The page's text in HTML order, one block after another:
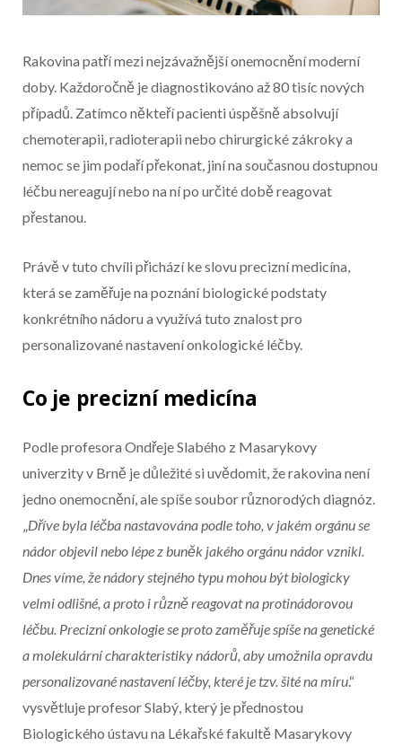
Rakovina patří mezi nejzávažnější onemocnění moderní
doby. Každoročně je diagnostikováno až 80 tisíc nových
případů. Zatímco někteří pacienti úspěšně absolvují
chemoterapii, radioterapii nebo chirurgické zákroky a
nemoc se jim podaří překonat, jiní na současnou dostupnou
léčbu nereagují nebo na ní po určité době reagovat
přestanou.
Začátek reklamy
Konec reklamy
Právě v tuto chvíli přichází ke slovu precizní medicína,
která se zaměřuje na poznání biologické podstaty
konkrétního nádoru a využívá tuto znalost pro
personalizované nastavení onkologické léčby.
Co je precizní medicína
Podle profesora Ondřeje Slabého z Masarykovy
univerzity v Brně je důležité si uvědomit, že rakovina není
jedno onemocnění, ale spíše soubor různorodých diagnóz.
„Dříve byla léčba nastavována podle toho, v jakém orgánu se
nádor objevil nebo lépe z buněk jakého orgánu nádor vznikl.
Dnes víme, že nádory stejného typu mohou být biologicky
velmi odlišné, a proto i různě reagovat na protinádorovou
léčbu. Precizní onkologie se proto zaměřuje spíše na genetické
a molekulární charakteristiky nádorů, aby umožnila opravdu
personalizované nastavení léčby, které je tzv. šité na míru.“
vysvětluje profesor Slabý, který je přednostou
Biologického ústavu na Lékařské fakultě Masarykovy